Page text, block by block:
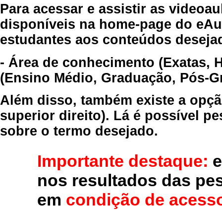
Para acessar e assistir as
disponíveis na home-page do
estudantes aos conteúdos
- Área de conhecimento (Exatas,
(Ensino Médio, Graduação, Pós-
Além disso, também existe a
superior direito). Lá é possível
sobre o termo desejado.
Importante destaque:
nos resultados das
em condição de